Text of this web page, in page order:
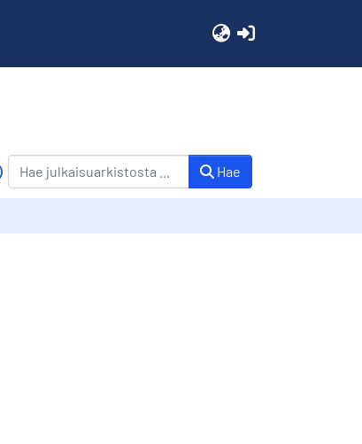
Hae